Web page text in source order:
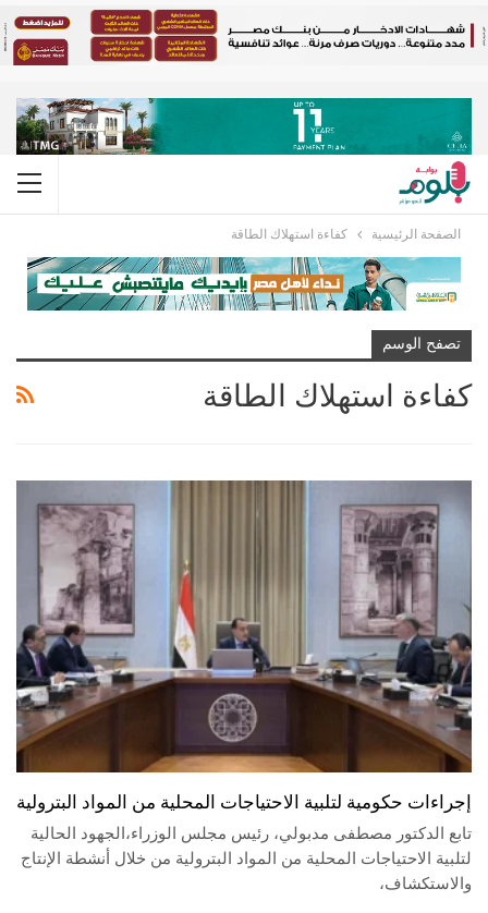
الصفحة الرئيسية كفاءة استهلاك الطاقة
تصفح الوسم
كفاءة استهلاك الطاقة
إجراءات حكومية لتلبية الاحتياجات المحلية من المواد البترولية
تابع الدكتور مصطفى مدبولي، رئيس مجلس الوزراء،الجهود الحالية
لتلبية الاحتياجات المحلية من المواد البترولية من خلال أنشطة الإنتاج
والاستكشاف،